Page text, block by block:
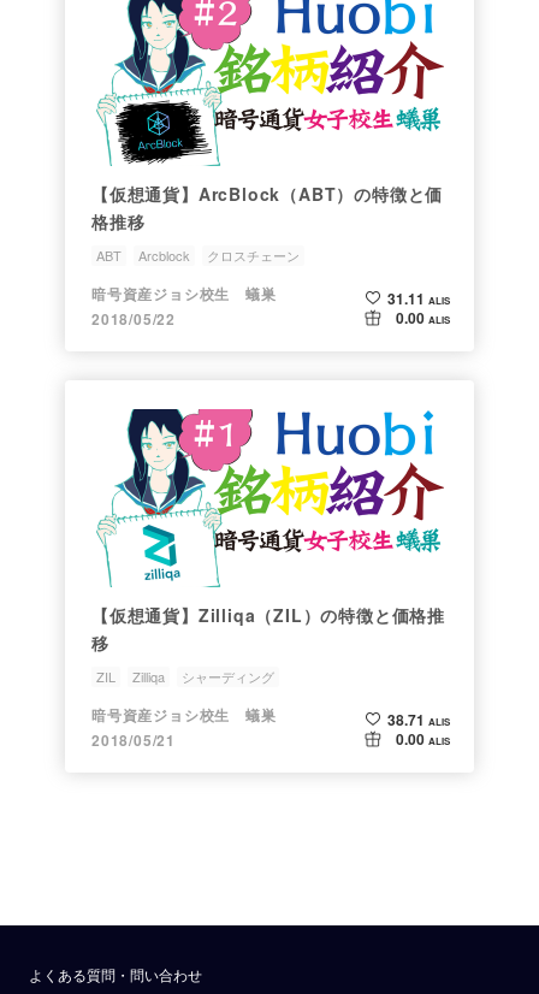
【仮想通貨】ArcBlock（ABT）の特徴と価
格推移
ABT Arcblock
クロスチェーン
ジョシちゃんのアルトコイン情報
暗号資産ジョシ校生 蟻巣
2018/05/22
31.11 ALIS
0.00 ALIS
【仮想通貨】Zilliqa（ZIL）の特徴と価格推
移
ZIL Zilliqa
シャーディング
ジョシちゃんのアルトコイン情報
暗号資産ジョシ校生 蟻巣
2018/05/21
38.71 ALIS
0.00 ALIS
よくある質問・問い合わせ